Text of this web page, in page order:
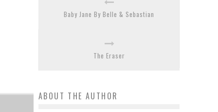
Baby Jane By Belle & Sebastian
The Eraser
ABOUT THE AUTHOR